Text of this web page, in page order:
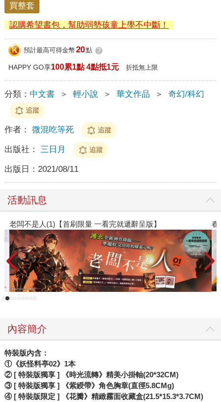
買整套
認購希望書包，幫助弱勢孩童上學不中斷！
預計最高可得金幣 20點 ?
HAPPY GO享100累1點 4點抵1元 折抵無上限
分類： 中文書 ＞ 輕小說 ＞ 華文作品 ＞ 奇幻/科幻
追蹤
作者： 微混吃等死 追蹤
出版社： 三日月 追蹤
出版日： 2021/08/11
活動訊息
春光ｘ奇幻基地｜全書系展 閱
內容簡介
特裝版內含：
①《妖怪料亭02》1本
② [ 特裝版獨享 ] 《時光流轉》精美小掛軸(20*32CM)
③ [ 特裝版獨享 ] 《紫綬帶》角色胸章(直徑5.8CMg)
④ [ 特裝版限定 ] 《花瓣》精緻霧面收藏盒(21.5*15.3*3.7CM)